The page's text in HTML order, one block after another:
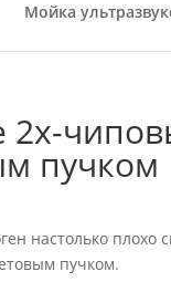
Мойка
2х-
пучком
настолько
пучком.